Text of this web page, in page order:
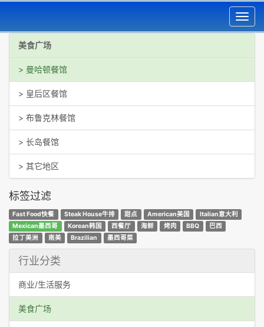
美食广场
> 曼哈顿餐馆
> 皇后区餐馆
> 布鲁克林餐馆
> 长岛餐馆
> 其它地区
标签过滤
Fast Food快餐 Steak House牛排 甜点 American美国
Italian意大利
Mexican墨西哥
Korean韩国 西餐厅 海鲜 烤肉 BBQ
巴西
拉丁美洲
南美 Brazilian 墨西哥菜
行业分类
商业/生活服务
美食广场